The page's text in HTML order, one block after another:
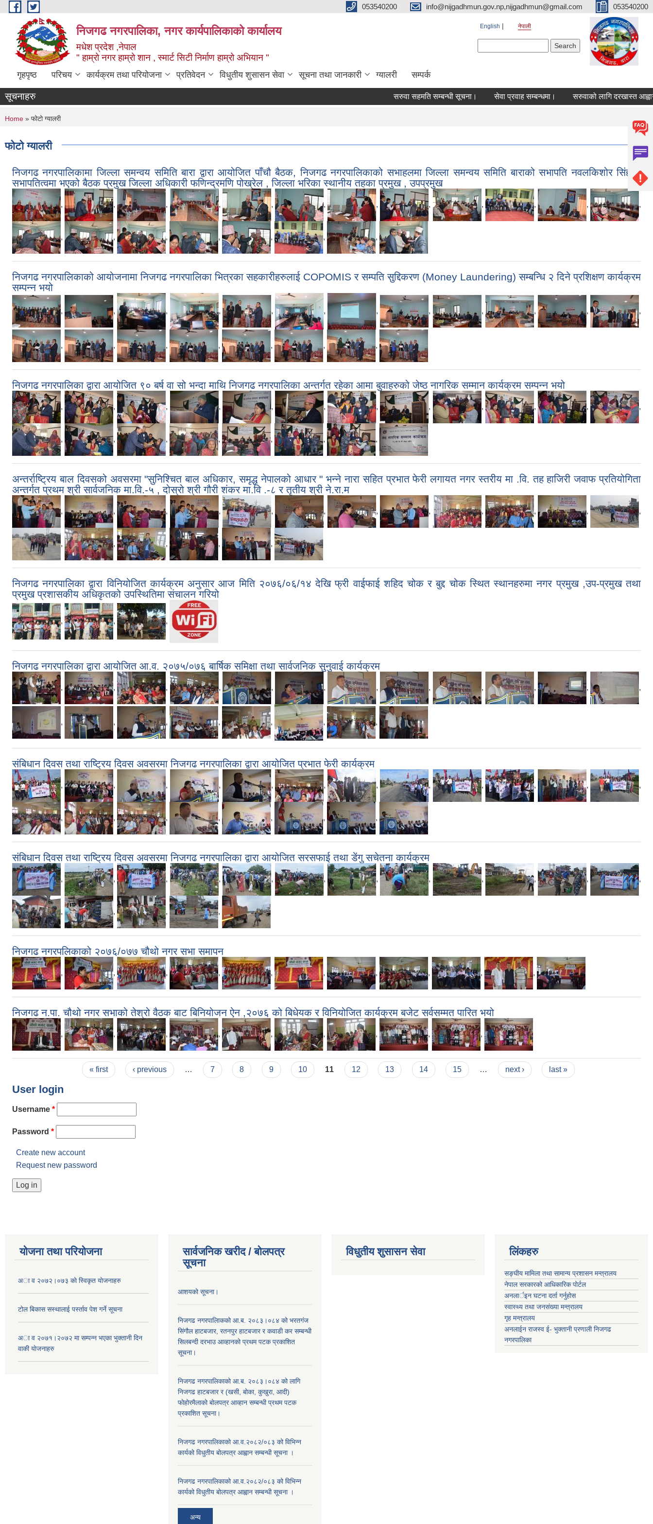
Skip to main content 053540200 info@nijgadhmun.gov.np,nijgadhmun@gmail.com 053540200
निजगढ नगरपालिका, नगर कार्यपालिकाको कार्यालय
मधेश प्रदेश ,नेपाल
" हाम्रो नगर हाम्रो शान , स्मार्ट सिटी निर्माण हाम्रो अभियान "
English नेपाली
गृहपृष्ठ परिचय कार्यक्रम तथा परियोजना प्रतिवेदन विधुतीय शुसासन सेवा सूचना तथा जानकारी ग्यालरी सम्पर्क
सूचनाहरु सरुवा सहमति सम्बन्धी सूचना। सेवा प्रवाह सम्बन्धमा। सरुवाको लागि दरखास्त आह्वान
You are here
Home » फोटो ग्यालरी
फोटो ग्यालरी
निजगढ नगरपालिकामा जिल्ला समन्वय समिति बारा द्वारा आयोजित पाँचौ बैठक, निजगढ नगरपालिकाको सभाहलमा जिल्ला समन्वय समिति बाराको सभापति नवलकिशोर सिंहको
सभापतित्वमा भएको बैठक प्रमुख जिल्ला अधिकारी फणिन्द्रमणि पोख्रेल , जिल्ला भरिका स्थानीय तहका प्रमुख , उपप्रमुख
, , , , , , , , , , , ,
, , , , , , ,
निजगढ नगरपालिकाको आयोजनामा निजगढ नगरपालिका भित्रका सहकारीहरुलाई COPOMIS र सम्पति सुद्दिकरण (Money Laundering) सम्बन्धि २ दिने प्रशिक्षण कार्यक्रम
सम्पन्न भयो
, , , , , , , , , , , ,
, , , , , , ,
निजगढ नगरपालिका द्वारा आयोजित ९० बर्ष वा सो भन्दा माथि निजगढ नगरपालिका अन्तर्गत रहेका आमा बुवाहरुको जेष्ठ नागरिक सम्मान कार्यक्रम सम्पन्न भयो
, , , , , , , , , , , ,
, , , , , , ,
अन्तर्राष्ट्रिय बाल दिवसको अवसरमा "सुनिश्चित बाल अधिकार, समृद्ध नेपालको आधार " भन्ने नारा सहित प्रभात फेरी लगायत नगर स्तरीय मा .वि. तह हाजिरी जवाफ प्रतियोगिता
अन्तर्गत प्रथम श्री सार्वजनिक मा.वि.-५ , दोस्रो श्री गौरी शंकर मा.वि .-८ र तृतीय श्री ने.रा.म
, , , , , , , , , , , ,
, , , , ,
निजगढ नगरपालिका द्वारा विनियोजित कार्यक्रम अनुसार आज मिति २०७६/०६/१४ देखि फ्री वाईफाई शहिद चोक र बुद्द चोक स्थित स्थानहरुमा नगर प्रमुख ,उप-प्रमुख तथा
प्रमुख प्रशासकीय अधिकृतको उपस्थितिमा संचालन गरियो
, , ,
निजगढ नगरपालिका द्वारा आयोजित आ.व. २०७५/०७६ बार्षिक समिक्षा तथा सार्वजनिक सुनुवाई कार्यक्रम
, , , , , , , , , , , ,
, , , , , , ,
संबिधान दिवस तथा राष्ट्रिय दिवस अवसरमा निजगढ नगरपालिका द्वारा आयोजित प्रभात फेरी कार्यक्रम
, , , , , , , , , , , ,
, , , , , , ,
संबिधान दिवस तथा राष्ट्रिय दिवस अवसरमा निजगढ नगरपालिका द्वारा आयोजित सरसफाई तथा डेंगु सचेतना कार्यक्रम
, , , , , , , , , , , ,
, , , ,
निजगढ नगरपलिकाको २०७६/०७७ चौथो नगर सभा समापन
, , , , , , , , , ,
निजगढ न.पा. चौथो नगर सभाको तेश्रो वैठक बाट बिनियोजन ऐन ,२०७६ को बिधेयक र विनियोजित कार्यक्रम बजेट सर्वसम्मत पारित भयो
, , , , , , , , ,
« first ‹ previous … 7 8 9 10 11 12 13 14 15 … next › last »
User login
Username *
Password *
Create new account
Request new password
योजना तथा परियोजना
अा व २०७२।०७३ काे स्विकृत याेजनाहरु
टोल बिकास स‌स्थालाई प‌र्स्ताव पेश गर्ने सूचना
अा‍ व २०७१।२०७२ मा सम्पन्न भएका भुक्तानी दिन
वा‌की याेजनाहरु
सार्वजनिक खरीद / बोलपत्र
सूचना
आशयको सूचना।
निजगढ नगरपालिाकको आ.ब. २०८३।०८४ को भरतगंज
सिंगौल हाटबजार, रतनपुर हाटबजार र कवाडी कर सम्बन्धी
सिलबन्दी दरभाउ आव्हानको प्रथम पटक प्रकाशित
सूचना।
निजगढ नगरपालिकाको आ.ब. २०८३।०८४ को लागि
निजगढ हाटबजार र (खसी, बोका, कुखुरा, आदी)
फोहोरमैलाको बोलपत्र आव्हान सम्बन्धी प्रथम पटक
प्रकाशित सूचना।
निजगढ नगरपालिकाको आ.व.२०८२/०८३ को विभिन्न
कार्यको विधुतीय बोलपत्र आह्वान सम्बन्धी सूचना ।
निजगढ नगरपालिकाको आ.व.२०८२/०८३ को विभिन्न
कार्यको विधुतीय बोलपत्र आह्वान सम्बन्धी सूचना ।
अन्य
विधुतीय शुसासन सेवा लिंकहरु
सङ्‍घीय मामिला तथा सामान्य प्रशासन मन्त्रालय
नेपाल सरकारको आधिकारिक पोर्टल
अनलार्इन घटना दर्ता गर्नुहोस
स्वास्थ्य तथा जनसंख्या मन्त्रालय
गृह मन्त्रालय
अनलाईन राजस्व ई- भुक्तानी प्रणाली निजगढ
नगरपालिका